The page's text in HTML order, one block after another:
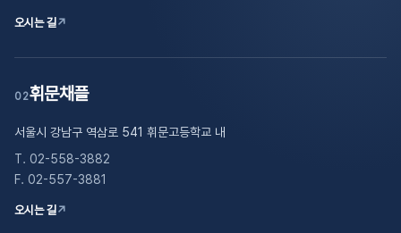
오시는 길↗
02휘문채플
서울시 강남구 역삼로 541 휘문고등학교 내
T. 02-558-3882
F. 02-557-3881
오시는 길↗